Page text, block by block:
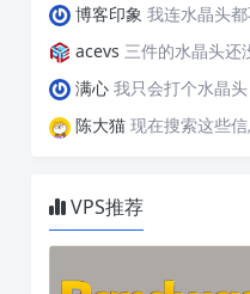
博客印象 我连水晶头
acevs 三件的水晶头还没有用
满心 我只会打个水晶头
陈大猫 现在搜索这些信
VPS推荐